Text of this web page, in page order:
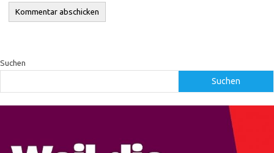
Suchen
Suchen